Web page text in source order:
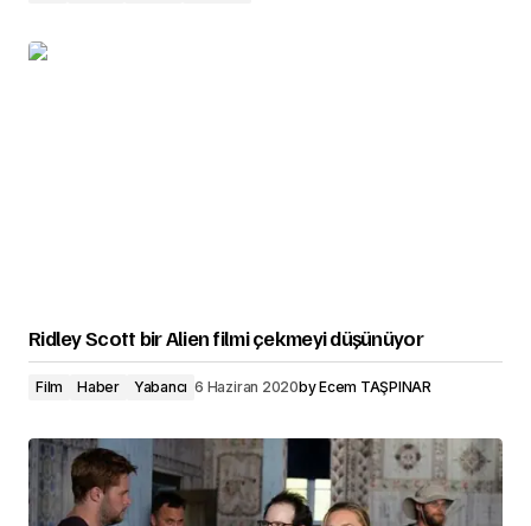
Ridley Scott bir Alien filmi çekmeyi düşünüyor
Film Haber Yabancı 6 Haziran 2020byEcem TAŞPINAR